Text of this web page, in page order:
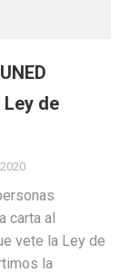
de
carta al
vete la Ley de
la